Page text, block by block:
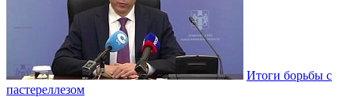
Итоги борьбы с
пастереллезом